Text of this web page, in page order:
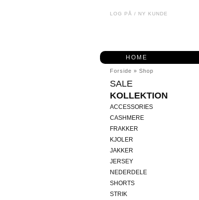
LOG PÅ / NY KUNDE
HOME
Forside » Shop
SALE
KOLLEKTION
ACCESSORIES
CASHMERE
FRAKKER
KJOLER
JAKKER
JERSEY
NEDERDELE
SHORTS
STRIK